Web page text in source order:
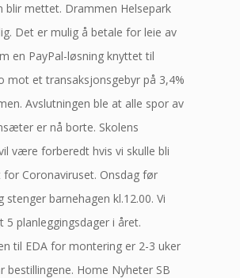
blir mettet. Drammen Helsepark
Det er mulig å betale for leie av
en PayPal-løsning knyttet til
mot et transaksjonsgebyr på 3,4%
Avslutningen ble at alle spor av
er nå borte. Skolens
være forberedt hvis vi skulle bli
Coronaviruset. Onsdag før
barnehagen kl.12.00. Vi
5 planleggingsdager i året.
til EDA for montering er 2-3 uker
bestillingene. Home Nyheter SB